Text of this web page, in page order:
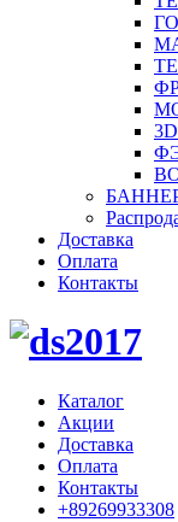
Доставка
Оплата
Контакты
Каталог
Акции
Доставка
Оплата
Контакты
+89269933308